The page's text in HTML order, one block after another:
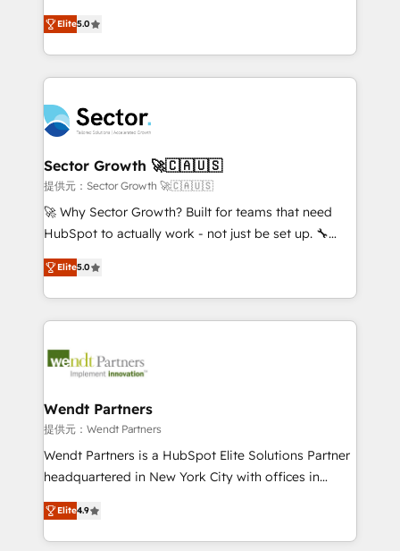
partner, we know how important user adoption is.
That's why we have developed a step-by-step
technology and people with each other. Together we
strive for optimal customer processes and
experiences. Systony – We believe you can grow!
one of HubSpot's most experienced and technically
capable Agency Partners globally. We specialise in
complex CRM migrations, implementations,
integrations, custom CMS portal development,
businesses. Our teams are based in North America
and APAC. We are HubSpot's top-ranked Advanced
Implementation Certified Partner and we contribute
to their advisory council. We strive to do 'good work
with good people' and have worked with incredible
brands. You can see some of them on our website,
Elite5.0
Sector Growth 🚀🇨🇦🇺🇸
提供元：Sector Growth 🚀🇨🇦🇺🇸
🚀 Why Sector Growth? Built for teams that need
HubSpot to actually work - not just be set up. 🔧
HubSpot Experts: Onboarding, migrations,
automation, and training built for adoption. ⚡ Highly
Technical Execution: ERP, EMR and Custom
Integrations; complex builds delivered in weeks, not
workflows; automation agents; process optimization
Healthcare: HIPAA implementations; secure data
workflows 💼 Financial Services: compliant
workflows; audit-ready reporting ⚖️ Legal: client
intake; pipeline and document workflows 🛒 E-
revenue automation 🏢 Real Estate: deal pipelines;
portfolio and lifecycle management 🏭
Elite5.0
Wendt Partners
提供元：Wendt Partners
Wendt Partners is a HubSpot Elite Solutions Partner
headquartered in New York City with offices in
Toronto, London and Melbourne. As a global
HubSpot partner, we specialize in working with
sophisticated B2B companies to implement the
Elite4.9